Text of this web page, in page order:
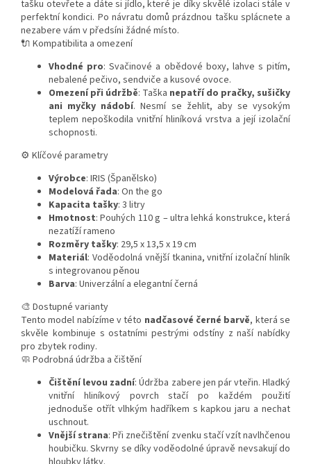
tašku otevřete a dáte si jídlo, které je díky skvělé izolaci stále v
perfektní kondici. Po návratu domů prázdnou tašku splácnete a
nezabere vám v předsíni žádné místo.
🔌 Kompatibilita a omezení
Vhodné pro: Svačinové a obědové boxy, lahve s pitím,
nebalené pečivo, sendviče a kusové ovoce.
Omezení při údržbě: Taška nepatří do pračky, sušičky
ani myčky nádobí. Nesmí se žehlit, aby se vysokým
teplem nepoškodila vnitřní hliníková vrstva a její izolační
schopnosti.
⚙️ Klíčové parametry
Výrobce: IRIS (Španělsko)
Modelová řada: On the go
Kapacita tašky: 3 litry
Hmotnost: Pouhých 110 g – ultra lehká konstrukce, která
nezatíží rameno
Rozměry tašky: 29,5 x 13,5 x 19 cm
Materiál: Voděodolná vnější tkanina, vnitřní izolační hliník
s integrovanou pěnou
Barva: Univerzální a elegantní černá
🎨 Dostupné varianty
Tento model nabízíme v této nadčasové černé barvě, která se
skvěle kombinuje s ostatními pestrými odstíny z naší nabídky
pro zbytek rodiny.
🧼 Podrobná údržba a čištění
Čištění levou zadní: Údržba zabere jen pár vteřin. Hladký
vnitřní hliníkový povrch stačí po každém použití
jednoduše otřít vlhkým hadříkem s kapkou jaru a nechat
uschnout.
Vnější strana: Při znečištění zvenku stačí vzít navlhčenou
houbičku. Skvrny se díky voděodolné úpravě nevsakují do